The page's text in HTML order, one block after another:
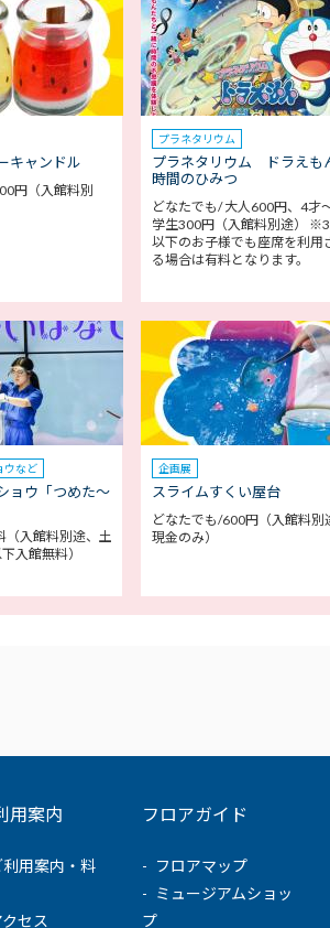
キャンドル
円（入館料別
プラネタリウム
プラネタリウム ドラえ
時間のひみつ
どなたでも/ 大人600円、4才
学生300円（入館料別途）
以下のお子様でも座席を利用
る場合は有料となります。
ウなど
ョウ「つめた～
（入館料別途、土
入館無料）
企画展
スライムすくい屋台
どなたでも/600円（入館料別
現金のみ）
用案内
利用案内・料
クセス
フロアガイド
フロアマップ
ミュージアムショッ
プ